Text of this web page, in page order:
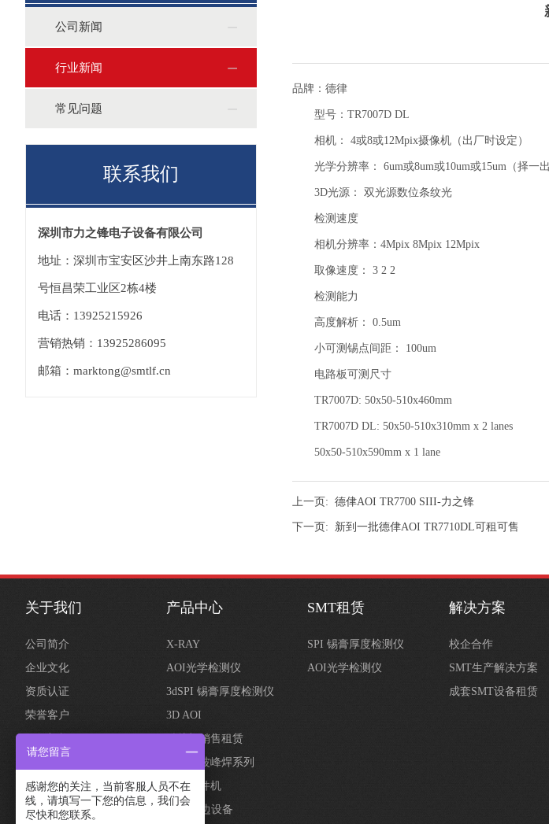
公司新闻
行业新闻
常见问题
联系我们
深圳市力之锋电子设备有限公司
地址：深圳市宝安区沙井上南东路128
号恒昌荣工业区2栋4楼
电话：13925215926
营销热销：13925286095
邮箱：marktong@smtlf.cn
品牌：德律
型号：TR7007D DL
相机： 4或8或12Mpix摄像机（出厂时设定）
光学分辨率： 6um或8um或10um或15um（择一出
3D光源： 双光源数位条纹光
检测速度
相机分辨率：4Mpix 8Mpix 12Mpix
取像速度： 3 2 2
检测能力
高度解析： 0.5um
小可测锡点间距： 100um
电路板可测尺寸
TR7007D: 50x50-510x460mm
TR7007D DL: 50x50-510x310mm x 2 lanes
50x50-510x590mm x 1 lane
上一页:德侓AOI TR7700 SIII-力之锋
下一页: 新到一批德侓AOI TR7710DL可租可售
关于我们
公司简介
企业文化
资质认证
荣誉客户
产品中心
X-RAY
AOI光学检测仪
3dSPI 锡膏厚度检测仪
3D AOI
贴片机销售租赁
回流焊波峰焊系列
自动插件机
SMT周边设备
SMT租赁
SPI 锡膏厚度检测仪
AOI光学检测仪
解决方案
校企合作
SMT生产解决方案
成套SMT设备租赁
请您留言
感谢您的关注，当前客服人员不在
线，请填写一下您的信息，我们会
尽快和您联系。